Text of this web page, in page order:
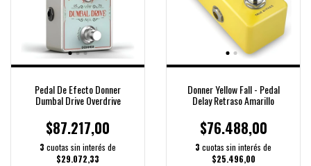
Pedal De Efecto Donner
Dumbal Drive Overdrive
$87.217,00
3 cuotas sin interés de
$29.072,33
Donner Yellow Fall - Pedal
Delay Retraso Amarillo
$76.488,00
3 cuotas sin interés de
$25.496,00